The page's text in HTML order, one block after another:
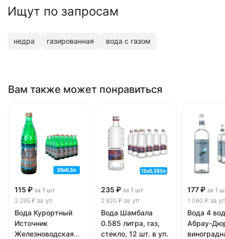
Ищут по запросам
недра газированная вода с газом
Вам также может понравиться
115 ₽ за 1 шт
2 295 ₽ за уп
Вода Курортный
Источник
Железноводская
235 ₽ за 1 шт
2 820 ₽ за уп
Вода Шамбала
0.585 литра, газ,
стекло, 12 шт. в уп.
177 ₽ за 1
1 060 ₽ за
Вода 4
Абрау-